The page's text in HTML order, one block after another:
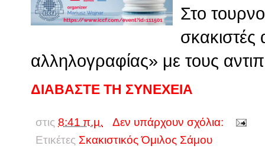
Στο
σκακιστές
αλληλογραφίας» με τους
ΔΙΑΒΑΣΤΕ ΤΗ ΣΥΝΕΧΕΙΑ
στις 8:41 π.μ.
Δεν υπάρχουν σχόλια:
Ετικέτες Σκακιστικός Όμιλος Σάμου